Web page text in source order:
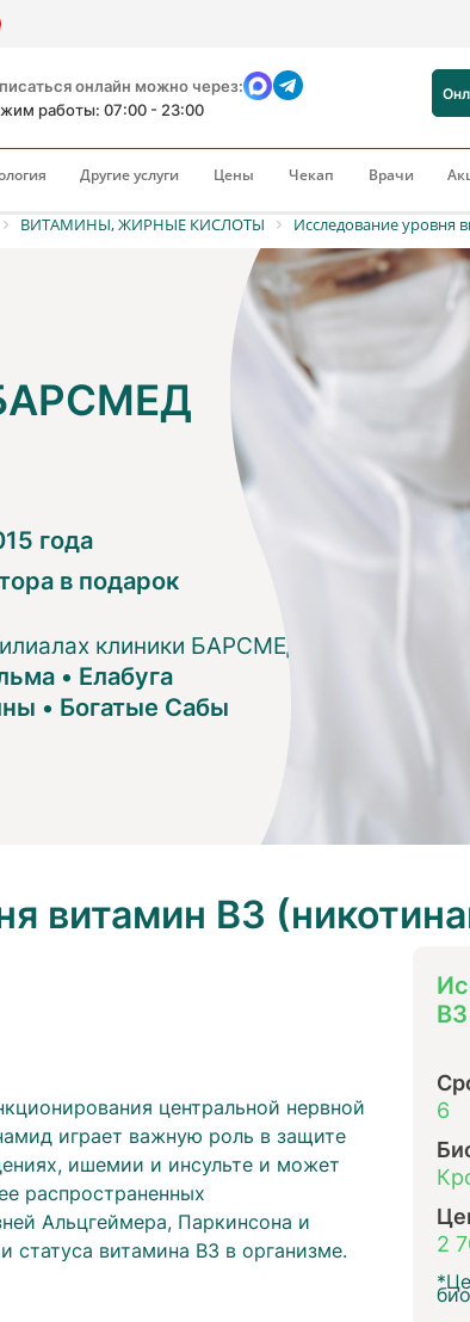
онлайн можно через:
работы: 07:00 - 23:00
Другие услуги Цены Чекап Врачи
ВИТАМИНЫ, ЖИРНЫЕ КИСЛОТЫ Исследование уровня
года
в подарок
клиники БАРСМЕД:
• Елабуга
• Богатые Сабы
витамин B3
6
2
центральной нервной
играет важную роль в защите
ишемии и инсульте и может
распространенных
Альцгеймера, Паркинсона и
статуса витамина В3 в организме.